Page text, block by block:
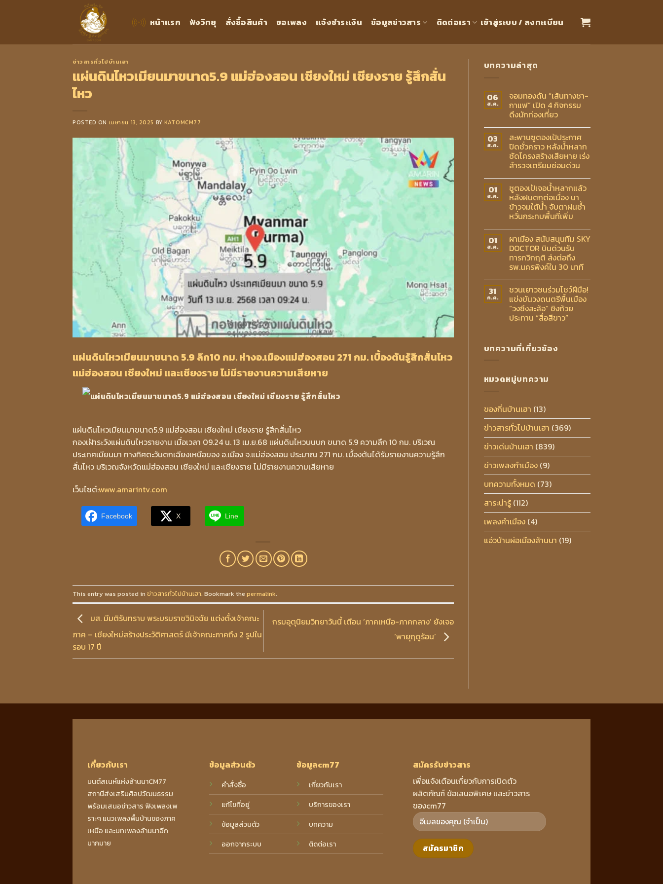
หน้าแรก ฟังวิทยุ สั่งซื้อสินค้า ขอเพลง แจ้งชำระเงิน ข้อมูลข่าวสาร ติดต่อเรา เข้าสู่ระบบ / ลงทะเบียน
ข่าวสารทั่วไปบ้านเฮา
แผ่นดินไหวเมียนมาขนาด5.9 แม่ฮ่องสอน เชียงใหม่ เชียงราย รู้สึกสั่น
ไหว
POSTED ON เมษายน 13, 2025 BY KATOMCM77
แผ่นดินไหวเมียนมาขนาด 5.9 ลึก10 กม. ห่างอ.เมืองแม่ฮ่องสอน 271 กม. เบื้องต้นรู้สึกสั่นไหว
แม่ฮ่องสอน เชียงใหม่ และเชียงราย ไม่มีรายงานความเสียหาย
แผ่นดินไหวเมียนมาขนาด5.9 แม่ฮ่องสอน เชียงใหม่ เชียงราย รู้สึกสั่นไหว
กองเฝ้าระวังแผ่นดินไหวรายงาน เมื่อเวลา 09.24 น. 13 เม.ย.68 แผ่นดินไหวบนบก ขนาด 5.9 ความลึก 10 กม. บริเวณ
ประเทศเมียนมา ทางทิศตะวันตกเฉียงเหนือของ อ.เมือง จ.แม่ฮ่องสอน ประมาณ 271 กม. เบื้องต้นได้รับรายงานความรู้สึก
สั่นไหว บริเวณจังหวัดแม่ฮ่องสอน เชียงใหม่ และเชียงราย ไม่มีรายงานความเสียหาย
เว็บไซต์:www.amarintv.com
Facebook X Line
This entry was posted in ข่าวสารทั่วไปบ้านเฮา. Bookmark the permalink.
มส. มีมติรับทราบ พระบรมราชวินิจฉัย แต่งตั้งเจ้าคณะ
ภาค – เชียงใหม่สร้างประวัติศาสตร์ มีเจ้าคณะภาคถึง 2 รูปใน
รอบ 17 ปี
กรมอุตุนิยมวิทยาวันนี้ เตือน ‘ภาคเหนือ-ภาคกลาง’ ยังเจอ
‘พายุฤดูร้อน’
บทความล่าสุด
06
ส.ค.
จอมทองดัน “เส้นทางชา-
กาแฟ” เปิด 4 กิจกรรม
ดึงนักท่องเที่ยว
03
ส.ค.
สะพานซูตองเป้ประกาศ
ปิดชั่วคราว หลังน้ำหลาก
ซัดโครงสร้างเสียหาย เร่ง
สำรวจเตรียมซ่อมด่วน
01
ส.ค.
ซูตองเป้เจอน้ำหลากแล้ว
หลังฝนตกต่อเนื่อง นา
ข้าวจมใต้น้ำ จับตาฝนซ้ำ
หวั่นกระทบพื้นที่เพิ่ม
01
ส.ค.
ผาเมือง สนับสนุนทีม SKY
DOCTOR บินด่วนรับ
ทารกวิกฤติ ส่งต่อถึง
รพ.นครพิงค์ใน 30 นาที
31
ก.ค.
ชวนเยาวชนร่วมโชว์ฝีมือ!
แข่งขันวงดนตรีพื้นเมือง
“วงซึงสะล้อ” ชิงถ้วย
ประทาน “สื่อสีขาว”
บทความที่เกี่ยวข้อง
หมวดหมู่บทความ
ของกิ๋นบ้านเฮา (13)
ข่าวสารทั่วไปบ้านเฮา (369)
ข่าวเด่นบ้านเฮา (839)
ข่าวเพลงกำเมือง(9)
บทความทั้งหมด (73)
สาระน่ารู้(112)
เพลงคำเมือง(4)
แอ่วบ้านผ่อเมืองล้านนา (19)
เกี่ยวกับเรา
มนต์สเนห์แห่งล้านนาCM77
สถานีส่งเสริมศิลปวัฒนธรรม
พร้อมเสนอข่าวสาร ฟังเพลงเพ
ราะๆ แนวเพลงพื้นบ้านของภาค
เหนือ และบทเพลงล้านนาอีก
มากมาย
ข้อมูลส่วนตัว
คำสั่งซื้อ
แก้ไขที่อยู่
ข้อมูลส่วนตัว
ออกจากระบบ
ข้อมูลcm77
เกี่ยวกับเรา
บริการของเรา
บทความ
ติดต่อเรา
สมัครรับข่าวสาร
เพื่อแจ้งเตือนเกี่ยวกับการเปิดตัว
ผลิตภัณฑ์ ข้อเสนอพิเศษ และข่าวสาร
ของcm77